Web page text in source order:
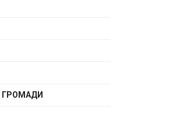
ГРОМАДИ